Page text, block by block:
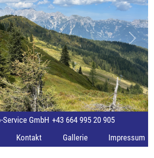
Next
Service GmbH +43 664 995 20 905
Kontakt Gallerie Impressum